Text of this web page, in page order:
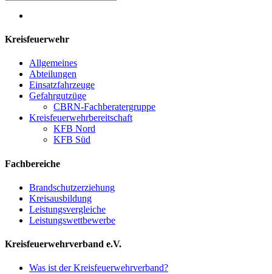
Kreisfeuerwehr
Allgemeines
Abteilungen
Einsatzfahrzeuge
Gefahrgutzüge
CBRN-Fachberatergruppe
Kreisfeuerwehrbereitschaft
KFB Nord
KFB Süd
Fachbereiche
Brandschutzerziehung
Kreisausbildung
Leistungsvergleiche
Leistungswettbewerbe
Kreisfeuerwehrverband e.V.
Was ist der Kreisfeuerwehrverband?